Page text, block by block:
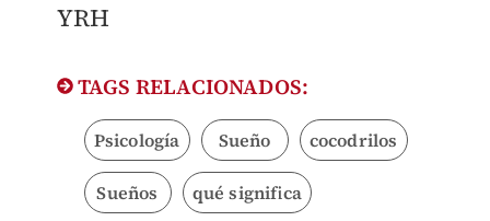
YRH
TAGS RELACIONADOS:
Psicología Sueño cocodrilos
Sueños qué significa